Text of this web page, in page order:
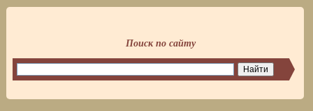
Поиск по сайту